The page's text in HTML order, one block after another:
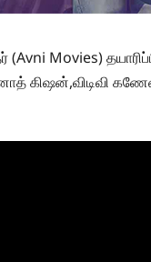
(Avni Movies)
கிஷன்,விடிவி